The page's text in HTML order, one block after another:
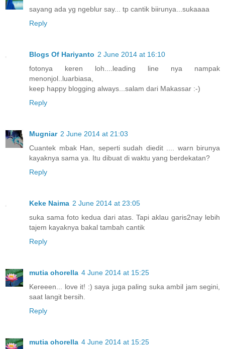
sayang ada yg ngeblur say... tp cantik biirunya...sukaaaa
Reply
Blogs Of Hariyanto 2 June 2014 at 16:10
fotonya keren loh....leading line nya nampak
menonjol..luarbiasa,
keep happy blogging always...salam dari Makassar :-)
Reply
Mugniar 2 June 2014 at 21:03
Cuantek mbak Han, seperti sudah diedit .... warn birunya
kayaknya sama ya. Itu dibuat di waktu yang berdekatan?
Reply
Keke Naima 2 June 2014 at 23:05
suka sama foto kedua dari atas. Tapi aklau garis2nay lebih
tajem kayaknya bakal tambah cantik
Reply
mutia ohorella 4 June 2014 at 15:25
Kereeen... love it! :) saya juga paling suka ambil jam segini,
saat langit bersih.
Reply
mutia ohorella 4 June 2014 at 15:25